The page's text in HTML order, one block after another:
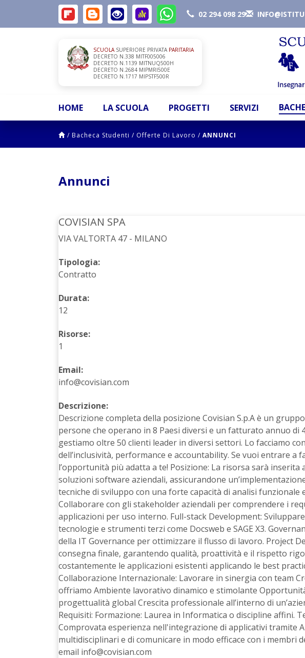
02 294 098 29
SCUOLASUPERIORE PRIVATA PARITARIA
DECRETO N.338 MITF005006
DECRETO N.1139 MITNUQ500H
DECRETO N.2684 MIPMRI500E
DECRETO N.1717 MIPSTF500R
HOME LA SCUOLA PROGETTI SERVIZI
/ Bacheca Studenti / Offerte Di Lavoro / ANNUNCI
Annunci
COVISIAN SPA
VIA VALTORTA 47 - MILANO
Tipologia:
Contratto
Durata:
12
Risorse:
1
Email:
info@covisian.com
Descrizione:
Descrizione completa della posizione Covisian S.p.A è un
persone che operano in 8 Paesi diversi e un fatturato annuo
gestiamo oltre 50 clienti leader in diversi settori. Lo facciamo
dell’inclusività, performance e accountability. Se vuoi entrare
l’opportunità più adatta a te! Posizione: La risorsa sarà
soluzioni software aziendali, assicurandone
tecniche di sviluppo con una forte capacità di analisi
Collaborare con gli stakeholder aziendali per comprendere i
applicazioni per uso interno. Full-stack Development:
tecnologie e strumenti terzi come Docsweb e SAGE X3.
della IT Governance per ottimizzare il flusso di lavoro. Project
consegna finale, garantendo qualità, proattività e il rispetto
costantemente le applicazioni esistenti applicando le best
Collaborazione Internazionale: Lavorare in sinergia con team
offriamo Ambiente lavorativo dinamico e stimolante
progettualità global Crescita professionale all’interno di
Requisiti: Formazione: Laurea in Informatica o discipline affini.
Comprovata esperienza nell'integrazione di applicativi tramite
multidisciplinari e di comunicare in modo efficace con i membri
email info@covisian.com